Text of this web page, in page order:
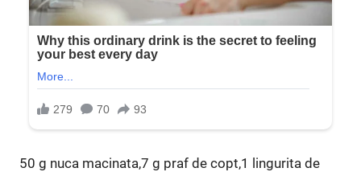
50 g nuca macinata,7 g praf de copt,1 lingurita de